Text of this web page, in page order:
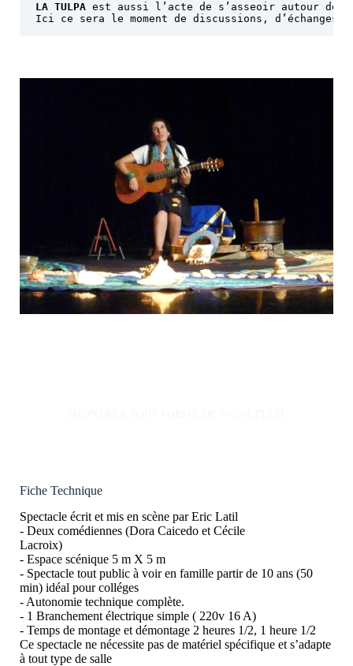
LA TULPA est aussi l’acte de s’asseoir autour de
Ici ce sera le moment de discussions,
Fiche Technique
Spectacle écrit et mis en scène par Eric Latil
- Deux comédiennes (Dora Caicedo et Cécile
Lacroix)
- Espace scénique 5 m X 5 m
- Spectacle tout public à voir en famille partir de 10 ans (50
min) idéal pour colléges
- Autonomie technique complète.
- 1 Branchement électrique simple ( 220v 16 A)
- Temps de montage et démontage 2 heures 1/2, 1 heure 1/2
Ce spectacle ne nécessite pas de matériel spécifique et s’adapte
à tout type de salle